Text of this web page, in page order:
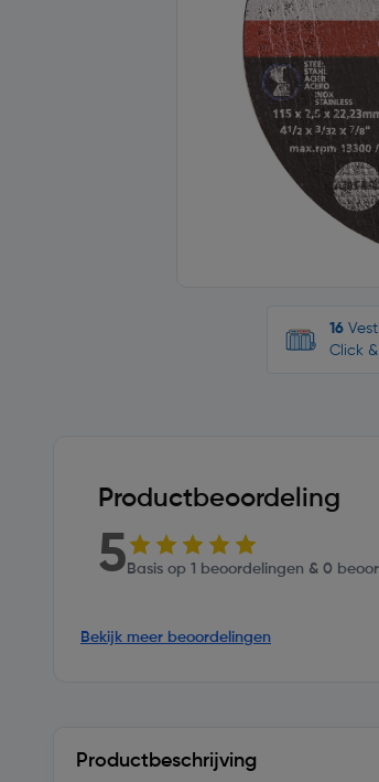
16
Click
Productbeoordeling
5 Basis op 1 beoordelingen & 0
Bekijk meer beoordelingen
Productbeschrijving